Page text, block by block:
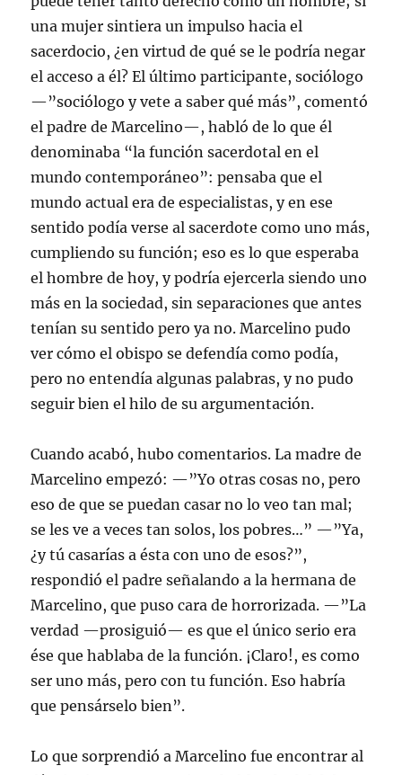
una mujer sintiera un impulso hacia el
sacerdocio, ¿en virtud de qué se le podría negar
el acceso a él? El último participante, sociólogo
—”sociólogo y vete a saber qué más”, comentó
el padre de Marcelino—, habló de lo que él
denominaba “la función sacerdotal en el
mundo contemporáneo”: pensaba que el
mundo actual era de especialistas, y en ese
sentido podía verse al sacerdote como uno más,
cumpliendo su función; eso es lo que esperaba
el hombre de hoy, y podría ejercerla siendo uno
más en la sociedad, sin separaciones que antes
tenían su sentido pero ya no. Marcelino pudo
ver cómo el obispo se defendía como podía,
pero no entendía algunas palabras, y no pudo
seguir bien el hilo de su argumentación.
Cuando acabó, hubo comentarios. La madre de
Marcelino empezó: —”Yo otras cosas no, pero
eso de que se puedan casar no lo veo tan mal;
se les ve a veces tan solos, los pobres…” —”Ya,
¿y tú casarías a ésta con uno de esos?”,
respondió el padre señalando a la hermana de
Marcelino, que puso cara de horrorizada. —”La
verdad —prosiguió— es que el único serio era
ése que hablaba de la función. ¡Claro!, es como
ser uno más, pero con tu función. Eso habría
que pensárselo bien”.
Lo que sorprendió a Marcelino fue encontrar al